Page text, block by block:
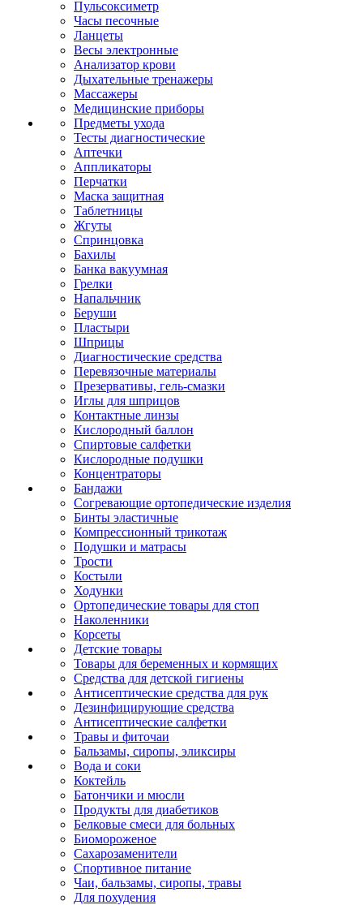
Пульсоксиметр
Часы песочные
Ланцеты
Весы электронные
Анализатор крови
Дыхательные тренажеры
Массажеры
Медицинские приборы
Предметы ухода
Тесты диагностические
Аптечки
Аппликаторы
Перчатки
Маска защитная
Таблетницы
Жгуты
Спринцовка
Бахилы
Банка вакуумная
Грелки
Напальчник
Беруши
Пластыри
Шприцы
Диагностические средства
Перевязочные материалы
Презервативы, гель-смазки
Иглы для шприцов
Контактные линзы
Кислородный баллон
Спиртовые салфетки
Кислородные подушки
Концентраторы
Бандажи
Согревающие ортопедические изделия
Бинты эластичные
Компрессионный трикотаж
Подушки и матрасы
Трости
Костыли
Ходунки
Ортопедические товары для стоп
Наколенники
Корсеты
Детские товары
Товары для беременных и кормящих
Средства для детской гигиены
Антисептические средства для рук
Дезинфицирующие средства
Антисептические салфетки
Травы и фиточаи
Бальзамы, сиропы, эликсиры
Вода и соки
Коктейль
Батончики и мюсли
Продукты для диабетиков
Белковые смеси для больных
Биомороженое
Сахарозаменители
Спортивное питание
Чаи, бальзамы, сиропы, травы
Для похудения